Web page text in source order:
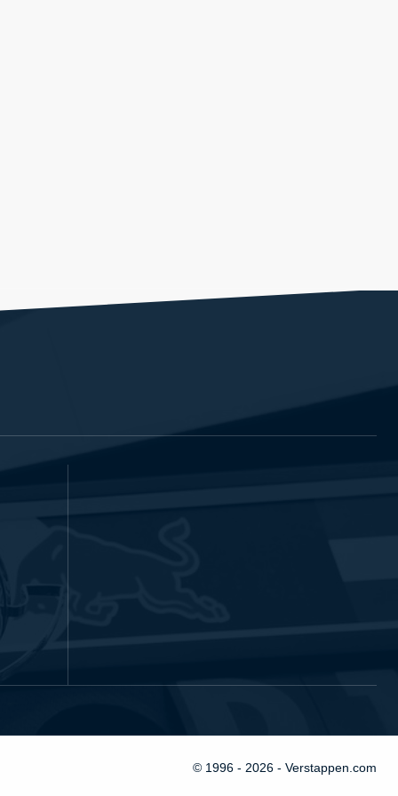
© 1996 - 2026 - Verstappen.com